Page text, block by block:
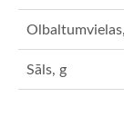
Sāls, g